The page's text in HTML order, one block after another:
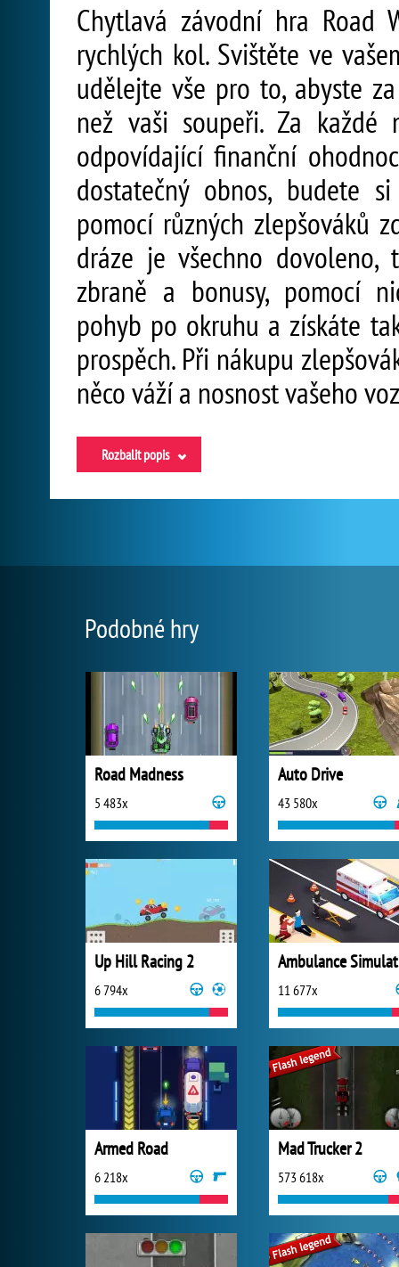
Chytlavá závodní hra Road
rychlých kol. Svištěte ve
udělejte vše pro to, abyste
než vaši soupeři. Za každé
odpovídající finanční
dostatečný obnos, budete
pomocí různých zlepšováků
dráze je všechno
zbraně a bonusy, pomocí
pohyb po okruhu a získáte
prospěch. Při nákupu
něco váží a nosnost vašeho
Rozbalit popis
Podobné hry
Road Madness
5 483x
Auto Drive
43 580x
Up Hill Racing 2
6 794x 11 677x
Armed Road
6 218x
Mad Trucker 2
573 618x